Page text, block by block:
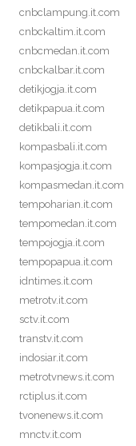
cnbclampung.it.com
cnbckaltim.it.com
cnbcmedan.it.com
cnbckalbar.it.com
detikjogja.it.com
detikpapua.it.com
detikbali.it.com
kompasbali.it.com
kompasjogja.it.com
kompasmedan.it.com
tempoharian.it.com
tempomedan.it.com
tempojogja.it.com
tempopapua.it.com
idntimes.it.com
metrotv.it.com
sctv.it.com
transtv.it.com
indosiar.it.com
metrotvnews.it.com
rctiplus.it.com
tvonenews.it.com
mnctv.it.com